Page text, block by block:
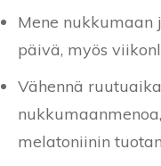
Mene nukkumaan
päivä, myös
Vähennä
melatoniinin